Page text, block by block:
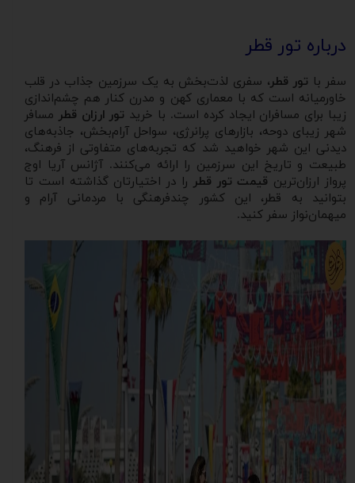
درباره تور قطر
سفر با تور قطر، سفری لذت‌بخش به یک سرزمین جذاب در قلب
خاورمیانه است که با معماری کهن و مدرن کنار هم چشم‌اندازی
زیبا برای مسافران ایجاد کرده است. با خرید تور ارزان قطر مسافر
شهر زیبای دوحه، بازارهای پرانرژی، سواحل آرام‌بخش، جاذبه‌های
دیدنی این شهر خواهید شد که تجربه‌های متفاوتی از فرهنگ،
طبیعت و تاریخ این سرزمین را ارائه می‌کنند. آژانس آریا اوج
پرواز ارزان‌ترین قیمت تور قطر را در اختیارتان گذاشته است تا
بتوانید به قطر، این کشور چندفرهنگی با مردمانی آرام و
میهمان‌نواز سفر کنید.